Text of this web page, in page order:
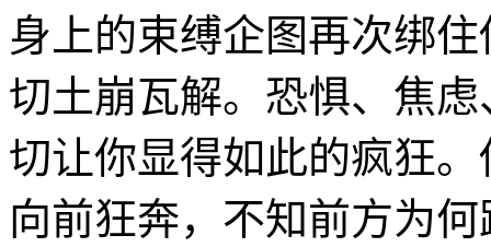
身上的束缚企图再次绑
切土崩瓦解。恐惧、焦
切让你显得如此的疯狂
向前狂奔，不知前方为